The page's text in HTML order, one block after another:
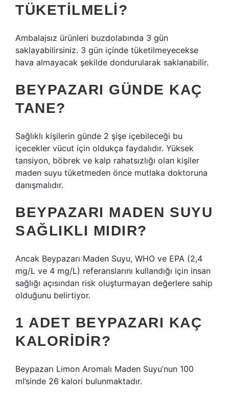
TÜKETILMELI?
Ambalajsız ürünleri buzdolabında 3 gün
saklayabilirsiniz. 3 gün içinde tüketilmeyecekse
hava almayacak şekilde dondurularak saklanabilir.
BEYPAZARI GÜNDE KAÇ
TANE?
Sağlıklı kişilerin günde 2 şişe içebileceği bu
içecekler vücut için oldukça faydalıdır. Yüksek
tansiyon, böbrek ve kalp rahatsızlığı olan kişiler
maden suyu tüketmeden önce mutlaka doktoruna
danışmalıdır.
BEYPAZARI MADEN SUYU
SAĞLIKLI MIDIR?
Ancak Beypazarı Maden Suyu, WHO ve EPA (2,4
mg/L ve 4 mg/L) referanslarını kullandığı için insan
sağlığı açısından risk oluşturmayan değerlere sahip
olduğunu belirtiyor.
1 ADET BEYPAZARI KAÇ
KALORIDIR?
Beypazarı Limon Aromalı Maden Suyu’nun 100
ml’sinde 26 kalori bulunmaktadır.